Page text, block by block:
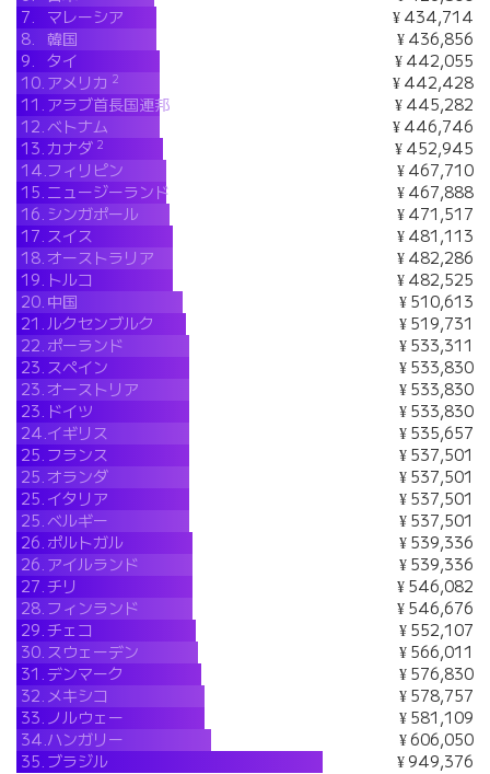
7.
マレーシア
¥ 434,714
8.
韓国
¥ 436,856
9.
タイ
¥ 442,055
10. アメリカ 2
¥ 442,428
11. アラブ首長国連邦
¥ 445,282
12.ベトナム
¥ 446,746
13.カナダ 2
¥ 452,945
14.フィリピン
¥ 467,710
15. ニュージーランド
¥ 467,888
16. シンガポール
¥ 471,517
17. スイス
¥ 481,113
18.オーストラリア
¥ 482,286
19. トルコ
¥ 482,525
20. 中国
¥ 510,613
21.ルクセンブルク
¥ 519,731
22. ポーランド
¥ 533,311
23. スペイン
¥ 533,830
23.オーストリア
¥ 533,830
23. ドイツ
¥ 533,830
24.イギリス
¥ 535,657
25. フランス
¥ 537,501
25.オランダ
¥ 537,501
25. イタリア
¥ 537,501
25.ベルギー
¥ 537,501
26. ポルトガル
¥ 539,336
26. アイルランド
¥ 539,336
27.チリ
¥ 546,082
28. フィンランド
¥ 546,676
29.チェコ
¥ 552,107
30. スウェーデン
¥ 566,011
31.デンマーク
¥ 576,830
32. メキシコ
¥ 578,757
33. ノルウェー
¥ 581,109
34.ハンガリー
¥ 606,050
35. ブラジル ¥ 949,376